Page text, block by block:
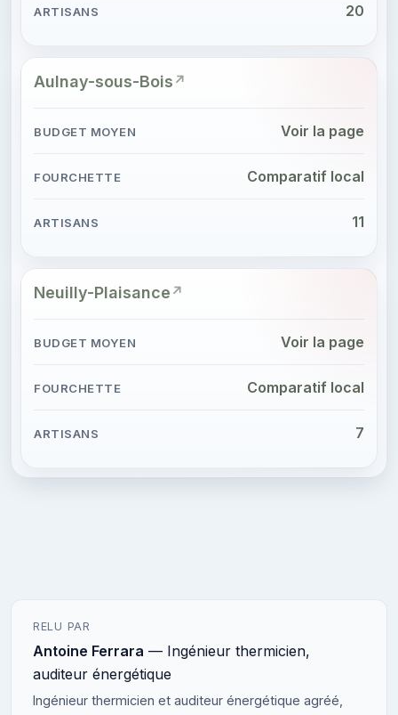
20
Aulnay-sous-Bois
Voir la page
Comparatif local
11
Neuilly-Plaisance
Voir la page
Comparatif local
7
RELU PAR
Antoine Ferrara — Ingénieur thermicien,
auditeur énergétique
Ingénieur thermicien et auditeur énergétique agréé,